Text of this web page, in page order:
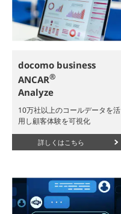
docomo business
ANCAR®
Analyze
10万社以上のコールデータを活
用し顧客体験を可視化
詳しくはこちら